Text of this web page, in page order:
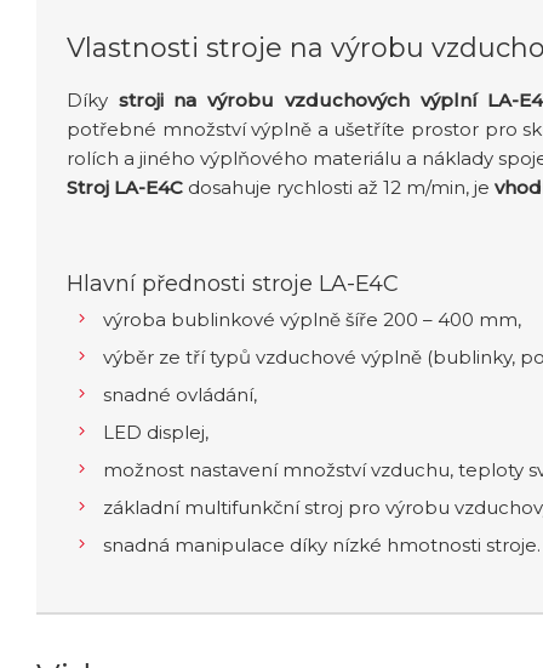
Vlastnosti stroje na výrobu
Díky stroji na výrobu vzduchových výplní LA-
potřebné množství výplně a ušetříte prostor pro
rolích a jiného výplňového materiálu a náklady
Stroj LA-E4C dosahuje rychlosti až 12 m/min, je
Hlavní přednosti stroje LA-E4C
výroba bublinkové výplně šíře 200 – 400 mm,
výběr ze tří typů vzduchové výplně (bublinky,
snadné ovládání,
LED displej,
možnost nastavení množství vzduchu, teploty
základní multifunkční stroj pro výrobu
snadná manipulace díky nízké hmotnosti stroje.